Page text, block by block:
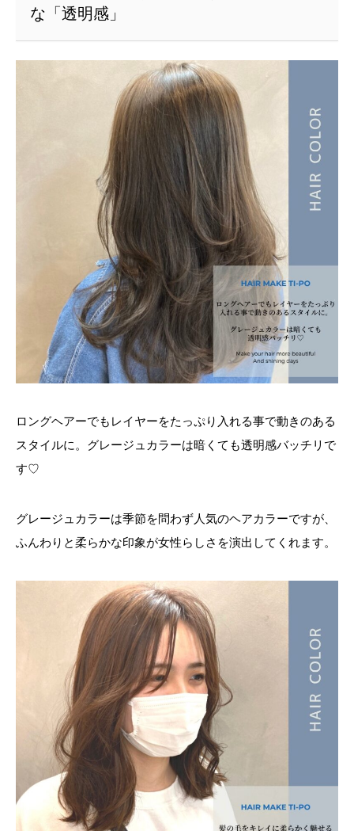
な「透明感」
ロングヘアーでもレイヤーをたっぷり入れる事で動きのある
スタイルに。グレージュカラーは暗くても透明感バッチリで
す♡
グレージュカラーは季節を問わず人気のヘアカラーですが、
ふんわりと柔らかな印象が女性らしさを演出してくれます。